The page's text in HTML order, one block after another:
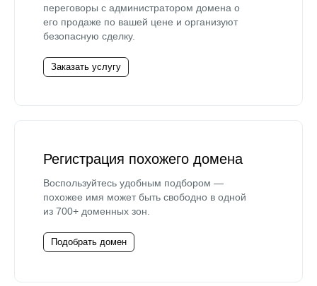
переговоры с администратором домена о
его продаже по вашей цене и организуют
безопасную сделку.
Заказать услугу
Регистрация похожего домена
Воспользуйтесь удобным подбором —
похожее имя может быть свободно в одной
из 700+ доменных зон.
Подобрать домен